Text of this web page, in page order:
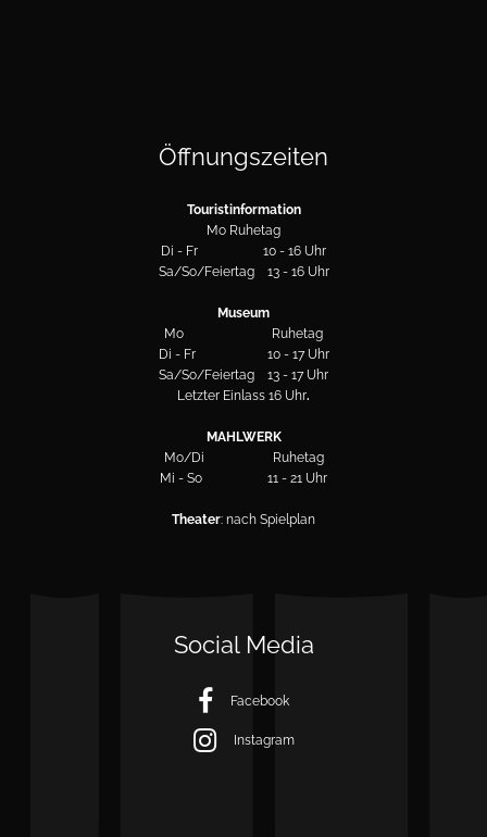
Öffnungszeiten
Touristinformation
Mo Ruhetag
Di - Fr 10 - 16 Uhr
Sa/So/Feiertag 13 - 16 Uhr
Museum
Mo Ruhetag
Di - Fr 10 - 17 Uhr
Sa/So/Feiertag 13 - 17 Uhr
Letzter Einlass 16 Uhr.
MAHLWERK
Mo/Di Ruhetag
Mi - So 11 - 21 Uhr
Theater: nach Spielplan
Social Media
Facebook
Instagram